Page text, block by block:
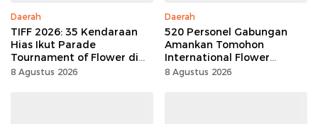
Daerah
TIFF 2026: 35 Kendaraan
Hias Ikut Parade
Tournament of Flower di
Tomohon
8 Agustus 2026
Daerah
520 Personel Gabungan
Amankan Tomohon
International Flower
Festival
8 Agustus 2026